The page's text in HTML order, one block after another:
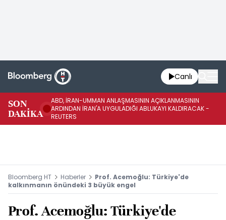
Canlı
SON
DAKİKA
ABD, İRAN-UMMAN ANLAŞMASININ AÇIKLANMASININ
ARDINDAN İRAN'A UYGULADIĞI ABLUKAYI KALDIRACAK -
REUTERS
Bloomberg HT Haberler
Prof. Acemoğlu: Türkiye'de
kalkınmanın önündeki 3 büyük engel
Prof. Acemoğlu: Türkiye'de